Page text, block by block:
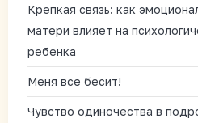
Крепкая связь: как
матери влияет на
ребенка
Меня все бесит!
Чувство одиночества в